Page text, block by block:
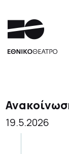
19.5.2026